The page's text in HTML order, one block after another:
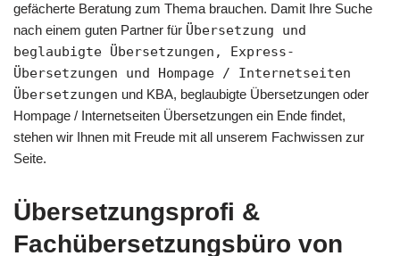
gefächerte Beratung zum Thema brauchen. Damit Ihre Suche
nach einem guten Partner für Übersetzung und
beglaubigte Übersetzungen, Express-
Übersetzungen und Hompage / Internetseiten
Übersetzungen und KBA, beglaubigte Übersetzungen oder
Hompage / Internetseiten Übersetzungen ein Ende findet,
stehen wir Ihnen mit Freude mit all unserem Fachwissen zur
Seite.
Übersetzungsprofi &
Fachübersetzungsbüro von